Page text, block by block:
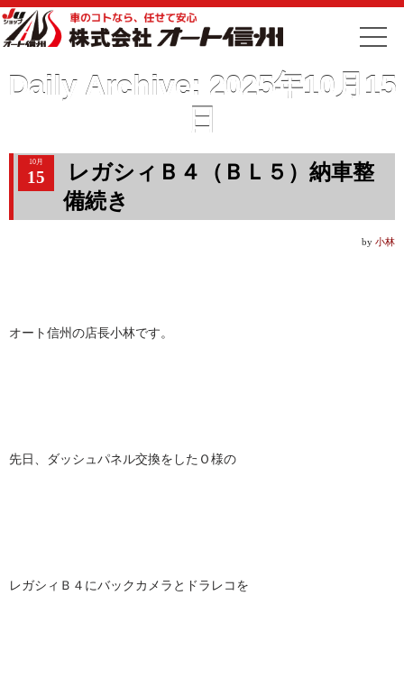
Daily Archive: 2025年10月15
日
10月
15
レガシィＢ４（ＢＬ５）納車整
備続き
by 小林
オート信州の店長小林です。
先日、ダッシュパネル交換をしたＯ様の
レガシィＢ４にバックカメラとドラレコを